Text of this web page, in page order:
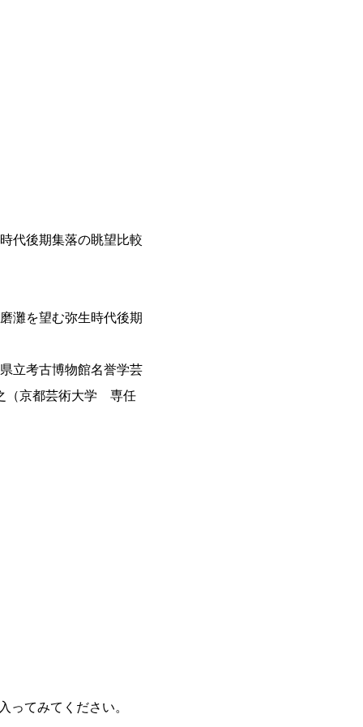
代後期集落の眺望比較
灘を望む弥生時代後期
立考古博物館名誉学芸
（京都芸術大学 専任
ってみてください。